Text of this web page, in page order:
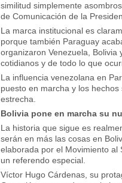
similitud simplemente
de Comunicación de la
La marca institucional es
porque también Paraguay
organizaron Venezuela, Bolivia
cotidianos y de todo lo que
La influencia venezolana en
puesto en marcha y los
estrecha.
Bolivia pone en marcha su
La historia que sigue es
serán en más las cosas en
elaborada por el Movimiento al
un referendo especial.
Víctor Hugo Cárdenas, su